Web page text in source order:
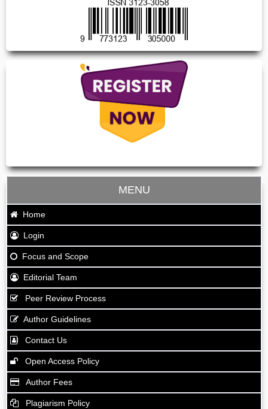
MENU
Home
Login
Focus and Scope
Editorial Team
Peer Review Process
Author Guidelines
Contact Us
Open Access Policy
Author Fees
Plagiarism Policy